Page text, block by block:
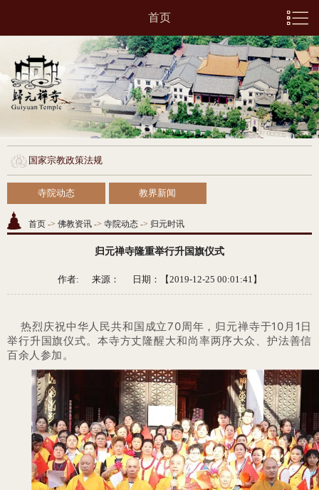
首页
国家宗教政策法规
寺院动态 教界新闻
首页 -> 佛教资讯 -> 寺院动态 -> 归元时讯
归元禅寺隆重举行升国旗仪式
作者: 来源： 日期：【2019-12-25 00:01:41】
热烈庆祝中华人民共和国成立70周年，归元禅寺于10月1日
举行升国旗仪式。本寺方丈隆醒大和尚率两序大众、护法善信
百余人参加。